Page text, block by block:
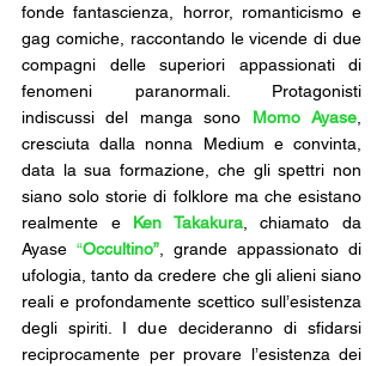
fonde fantascienza, horror, romanticismo e
gag comiche, raccontando le vicende di due
compagni delle superiori appassionati di
fenomeni paranormali. Protagonisti
indiscussi del manga sono Momo Ayase,
cresciuta dalla nonna Medium e convinta,
data la sua formazione, che gli spettri non
siano solo storie di folklore ma che esistano
realmente e Ken Takakura, chiamato da
Ayase “Occultino”, grande appassionato di
ufologia, tanto da credere che gli alieni siano
reali e profondamente scettico sull’esistenza
degli spiriti. I due decideranno di sfidarsi
reciprocamente per provare l’esistenza dei